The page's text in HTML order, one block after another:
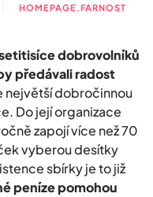
HOMEPAGE,FARNOST
dobrovolníků
předávali radost
největší dobročinnou
Do její organizace
zapojí více než 70
vyberou desítky
sbírky je to již
peníze pomohou